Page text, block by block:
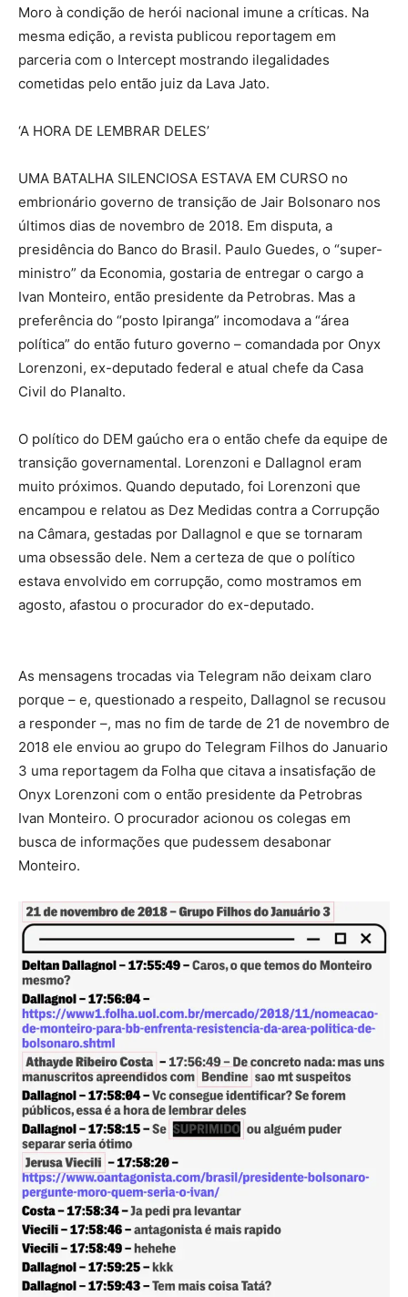
Moro à condição de herói nacional imune a críticas. Na
mesma edição, a revista publicou reportagem em
parceria com o Intercept mostrando ilegalidades
cometidas pelo então juiz da Lava Jato.
‘A HORA DE LEMBRAR DELES’
UMA BATALHA SILENCIOSA ESTAVA EM CURSO no
embrionário governo de transição de Jair Bolsonaro nos
últimos dias de novembro de 2018. Em disputa, a
presidência do Banco do Brasil. Paulo Guedes, o “super-
ministro” da Economia, gostaria de entregar o cargo a
Ivan Monteiro, então presidente da Petrobras. Mas a
preferência do “posto Ipiranga” incomodava a “área
política” do então futuro governo – comandada por Onyx
Lorenzoni, ex-deputado federal e atual chefe da Casa
Civil do Planalto.
O político do DEM gaúcho era o então chefe da equipe de
transição governamental. Lorenzoni e Dallagnol eram
muito próximos. Quando deputado, foi Lorenzoni que
encampou e relatou as Dez Medidas contra a Corrupção
na Câmara, gestadas por Dallagnol e que se tornaram
uma obsessão dele. Nem a certeza de que o político
estava envolvido em corrupção, como mostramos em
agosto, afastou o procurador do ex-deputado.
As mensagens trocadas via Telegram não deixam claro
porque – e, questionado a respeito, Dallagnol se recusou
a responder –, mas no fim de tarde de 21 de novembro de
2018 ele enviou ao grupo do Telegram Filhos do Januario
3 uma reportagem da Folha que citava a insatisfação de
Onyx Lorenzoni com o então presidente da Petrobras
Ivan Monteiro. O procurador acionou os colegas em
busca de informações que pudessem desabonar
Monteiro.